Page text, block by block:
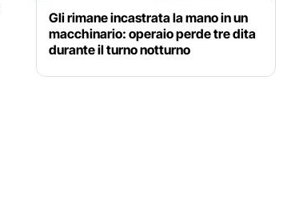
Gli rimane incastrata la mano in un
macchinario: operaio perde tre dita
durante il turno notturno